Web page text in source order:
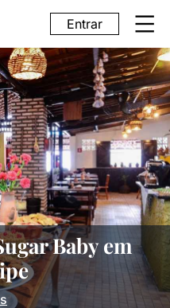
Entrar
Baby em